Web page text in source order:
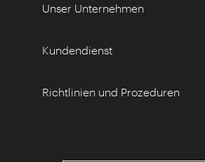
Unser Unternehmen
Kundendienst
Richtlinien und Prozeduren